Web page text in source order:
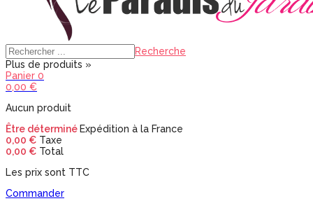
Recherche
Plus de produits »
Panier 0
0,00 €
Aucun produit
Être déterminé Expédition à la France
0,00 € Taxe
0,00 € Total
Les prix sont TTC
Commander